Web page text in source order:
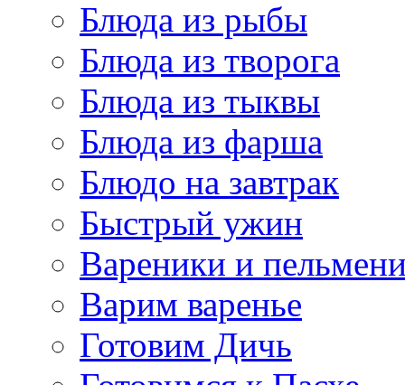
Блюда из рыбы
Блюда из творога
Блюда из тыквы
Блюда из фарша
Блюдо на завтрак
Быстрый ужин
Вареники и
Варим варенье
Готовим Дичь